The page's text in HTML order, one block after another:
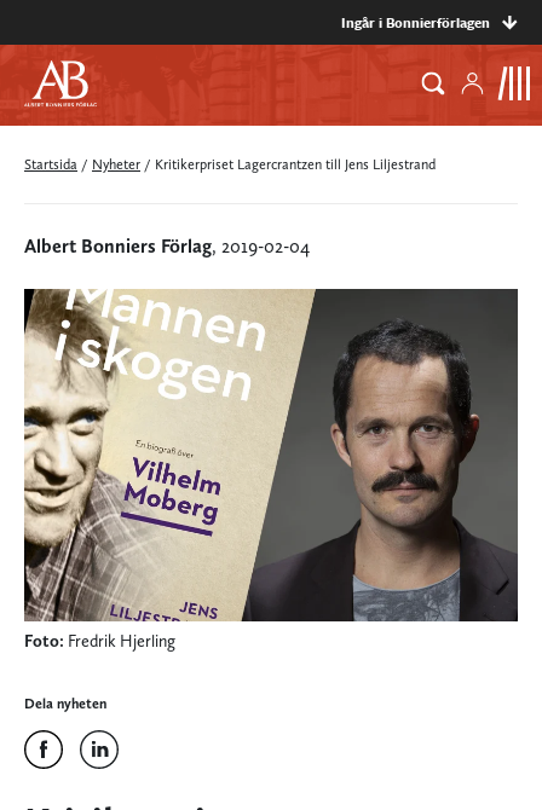
Ingår i Bonnierförlagen
Startsida / Nyheter / Kritikerpriset Lagercrantzen till Jens Liljestrand
Albert Bonniers Förlag, 2019-02-04
Foto: Fredrik Hjerling
Dela nyheten